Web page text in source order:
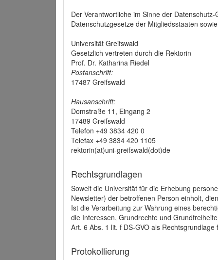
Der Verantwortliche im Sinne der
Datenschutzgesetze der Mitgliedsstaaten
Universität Greifswald
Gesetzlich vertreten durch die Rektorin
Prof. Dr. Katharina Riedel
Postanschrift:
17487 Greifswald
Hausanschrift:
Domstraße 11, Eingang 2
17489 Greifswald
Telefon +49 3834 420 0
Telefax +49 3834 420 1105
rektorin(at)uni-greifswald(dot)de
Rechtsgrundlagen
Soweit die Universität für die Erhebung
Newsletter) der betroffenen Person einholt,
Ist die Verarbeitung zur Wahrung eines
die Interessen, Grundrechte und
Art. 6 Abs. 1 lit. f DS-GVO als
Protokollierung